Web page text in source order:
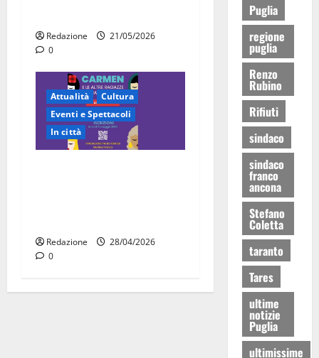
Redazione
21/05/2026
0
Attualità
Cultura
Eventi e Spettacoli
In città
Redazione
28/04/2026
0
Puglia
regione
puglia
Renzo
Rubino
Rifiuti
sindaco
sindaco
franco
ancona
Stefano
Coletta
taranto
Tares
ultime
notizie
Puglia
ultimissime